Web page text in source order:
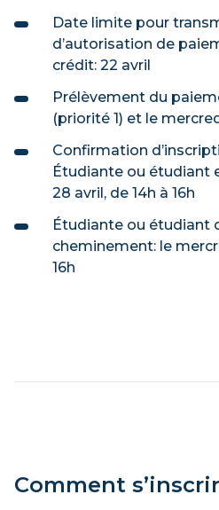
Date limite pour
d’autorisation de
crédit: 22 avril
Prélèvement du
(priorité 1) et le
Confirmation
Étudiante ou étudiant
28 avril, de 14h à 16h
Étudiante ou étudiant
cheminement: le
16h
Comment